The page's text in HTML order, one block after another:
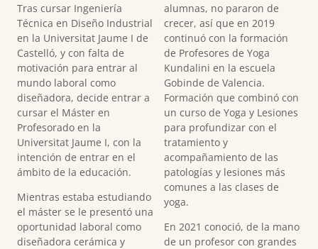
Tras cursar Ingeniería
Técnica en Diseño Industrial
en la Universitat Jaume I de
Castelló, y con falta de
motivación para entrar al
mundo laboral como
diseñadora, decide entrar a
cursar el Máster en
Profesorado en la
Universitat Jaume I, con la
intención de entrar en el
ámbito de la educación.
Mientras estaba estudiando
el máster se le presentó una
oportunidad laboral como
diseñadora cerámica y
alumnas, no pararon de
crecer, así que en 2019
continuó con la formación
de Profesores de Yoga
Kundalini en la escuela
Gobinde de Valencia.
Formación que combinó con
un curso de Yoga y Lesiones
para profundizar con el
tratamiento y
acompañamiento de las
patologías y lesiones más
comunes a las clases de
yoga.
En 2021 conoció, de la mano
de un profesor con grandes